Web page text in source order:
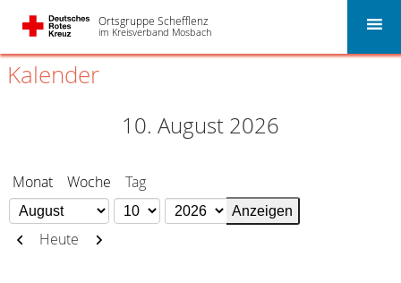
Ortsgruppe Schefflenz
im Kreisverband Mosbach
Kalender
10. August 2026
Monat Woche Tag
Monat
Tag
Jahr
Zurück
Heute Weiter